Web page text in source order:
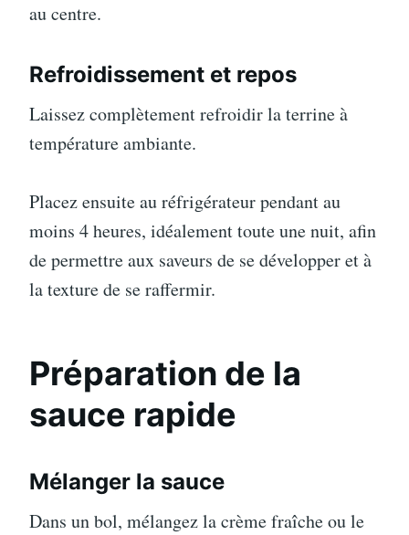
au centre.
Refroidissement et repos
Laissez complètement refroidir la terrine à
température ambiante.
Placez ensuite au réfrigérateur pendant au
moins 4 heures, idéalement toute une nuit, afin
de permettre aux saveurs de se développer et à
la texture de se raffermir.
Préparation de la
sauce rapide
Mélanger la sauce
Dans un bol, mélangez la crème fraîche ou le